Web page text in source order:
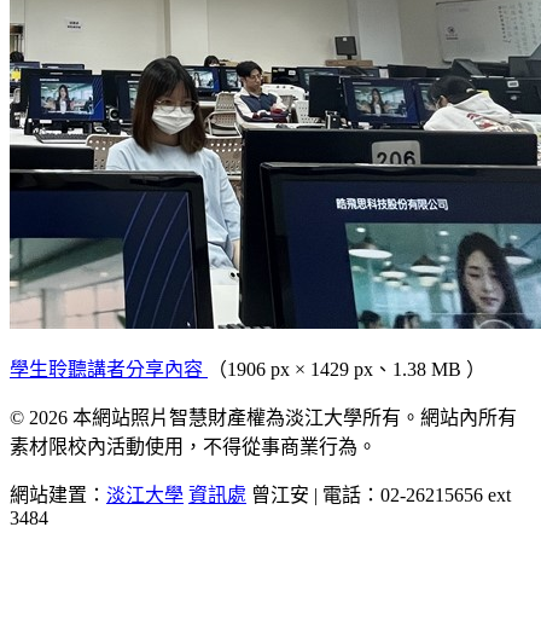
學生聆聽講者分享內容 （1906 px × 1429 px、1.38 MB ）
© 2026 本網站照片智慧財產權為淡江大學所有。網站內所有
素材限校內活動使用，不得從事商業行為。
網站建置： 淡江大學 資訊處 曾江安 | 電話：02-26215656 ext
3484